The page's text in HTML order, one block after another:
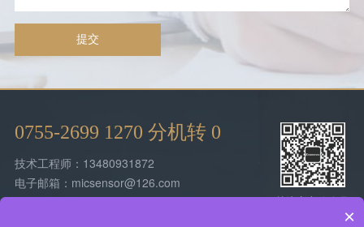
提交
0755-2699 1270 分机转 0
技术工程师：13480931872
电子邮箱：micsensor@126.com
总部地址：深圳市宝安西乡街道润东晟工业
关注官方公众号
×